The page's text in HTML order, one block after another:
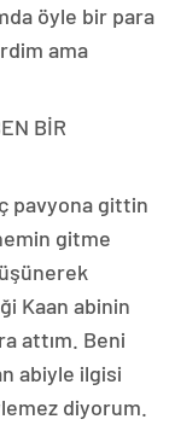
öyle bir para
ama
BİR
pavyona gittin
gitme
Kaan abinin
attım. Beni
abiyle ilgisi
diyorum.